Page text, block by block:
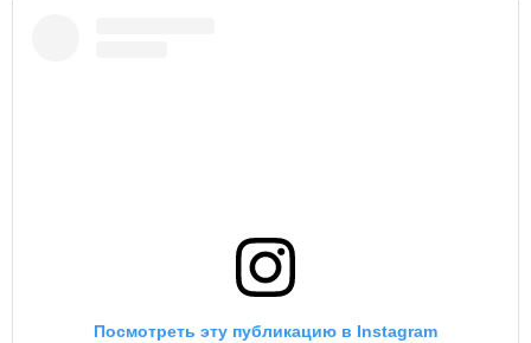
Посмотреть эту публикацию в Instagram